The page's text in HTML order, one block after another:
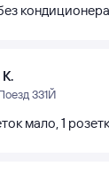
кондиционера
331Й
мало, 1